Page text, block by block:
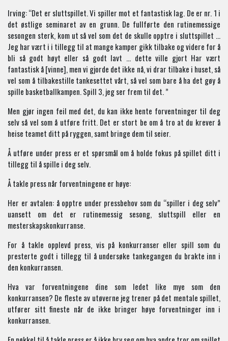
Irving: “Det er sluttspillet. Vi spiller mot et fantastisk lag. De er nr. 1 i
det østlige seminaret av en grunn. De fullførte den rutinemessige
sesongen sterk, kom ut så vel som det de skulle opptre i sluttspillet …
Jeg har vært i i tillegg til at mange kamper gikk tilbake og videre for å
bli så godt høyt eller så godt lavt … dette ville gjort Har vært
fantastisk å [vinne], men vi gjorde det ikke nå, vi drar tilbake i huset, så
vel som å tilbakestille tankesettet vårt, så vel som bare å ha det gøy å
spille basketballkampen. Spill 3, jeg ser frem til det. ”
Men gjør ingen feil med det, du kan ikke hente forventninger til deg
selv så vel som å utføre fritt. Det er stort be om å tro at du krever å
heise teamet ditt på ryggen, samt bringe dem til seier.
Å utføre under press er et spørsmål om å holde fokus på spillet ditt i
tillegg til å spille i deg selv.
Å takle press når forventningene er høye:
Her er avtalen: å opptre under pressbehov som du “spiller i deg selv”
uansett om det er rutinemessig sesong, sluttspill eller en
mesterskapskonkurranse.
For å takle opplevd press, vis på konkurranser eller spill som du
presterte godt i tillegg til å undersøke tankegangen du brakte inn i
den konkurransen.
Hva var forventningene dine som ledet like mye som den
konkurransen? De fleste av utøverne jeg trener på det mentale spillet,
utfører sitt fineste når de ikke bringer høye forventninger inn i
konkurransen.